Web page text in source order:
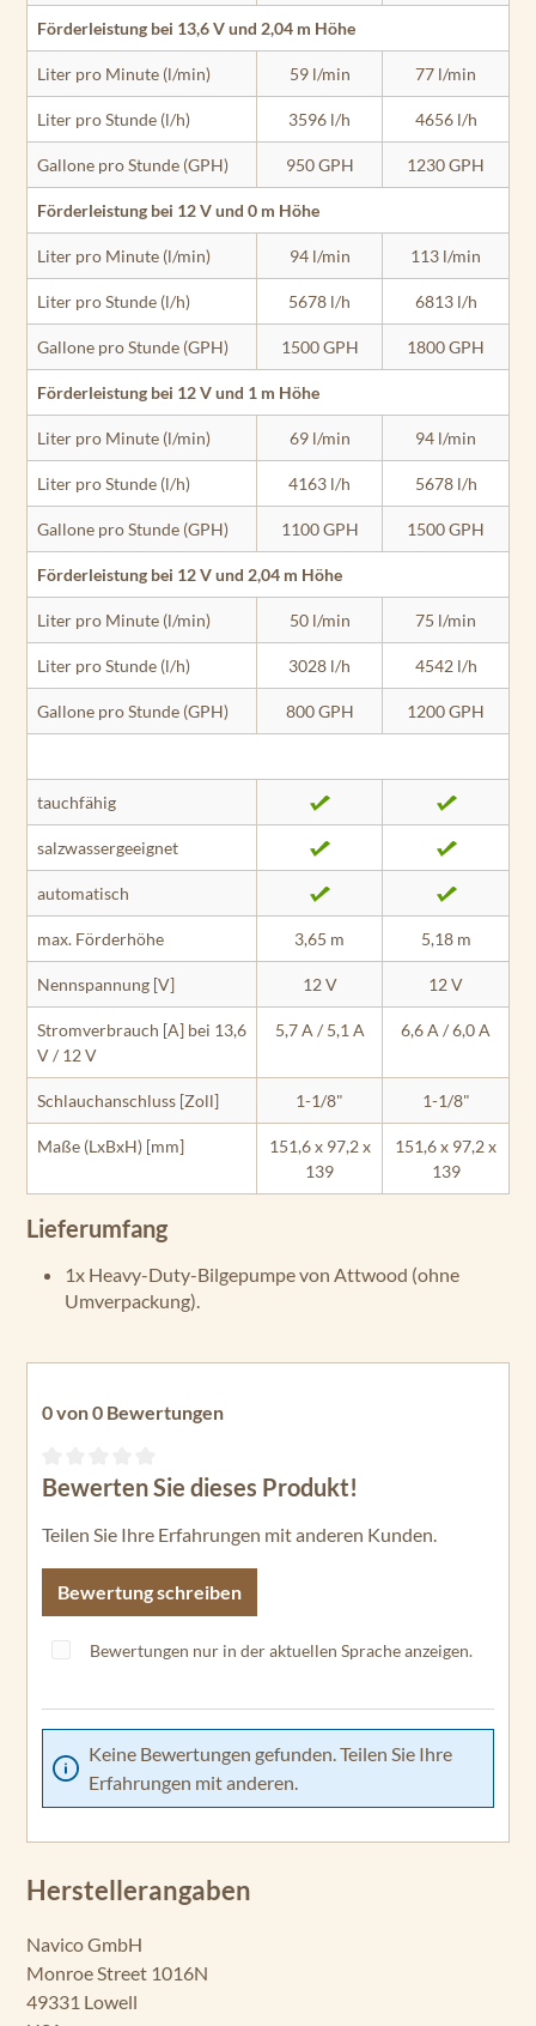
Förderleistung bei 13,6 V und 2,04 m Höhe
Liter pro Minute (l/min) 59 l/min 77 l/min
Liter pro Stunde (l/h) 3596 l/h 4656 l/h
Gallone pro Stunde (GPH) 950 GPH 1230 GPH
Förderleistung bei 12 V und 0 m Höhe
Liter pro Minute (l/min) 94 l/min 113 l/min
Liter pro Stunde (l/h) 5678 l/h 6813 l/h
Gallone pro Stunde (GPH) 1500 GPH 1800 GPH
Förderleistung bei 12 V und 1 m Höhe
Liter pro Minute (l/min) 69 l/min 94 l/min
Liter pro Stunde (l/h) 4163 l/h 5678 l/h
Gallone pro Stunde (GPH) 1100 GPH 1500 GPH
Förderleistung bei 12 V und 2,04 m Höhe
Liter pro Minute (l/min) 50 l/min 75 l/min
Liter pro Stunde (l/h) 3028 l/h 4542 l/h
Gallone pro Stunde (GPH) 800 GPH 1200 GPH
tauchfähig
salzwassergeeignet
automatisch
max. Förderhöhe 3,65 m 5,18 m
Nennspannung [V] 12 V 12 V
Stromverbrauch [A] bei 13,6
V / 12 V
5,7 A / 5,1 A 6,6 A / 6,0 A
Schlauchanschluss [Zoll] 1-1/8" 1-1/8"
Maße (LxBxH) [mm]
151,6 x 97,2 x
139
151,6 x 97,2 x
139
Lieferumfang
1x Heavy-Duty-Bilgepumpe von Attwood (ohne
Umverpackung).
0 von 0 Bewertungen
Durchschnittliche Bewertung von 0 von 5 Sternen
Bewerten Sie dieses Produkt!
Teilen Sie Ihre Erfahrungen mit anderen Kunden.
Bewertung schreiben
Bewertungen nur in der aktuellen Sprache anzeigen.
Keine Bewertungen gefunden. Teilen Sie Ihre
Erfahrungen mit anderen.
Herstellerangaben
Navico GmbH
Monroe Street 1016N
49331 Lowell